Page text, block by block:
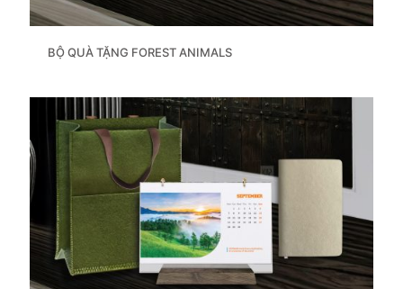
BỘ QUÀ TẶNG FOREST ANIMALS